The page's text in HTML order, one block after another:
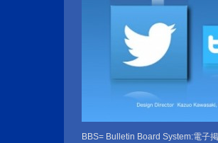
BBS= Bulletin Board System:電子